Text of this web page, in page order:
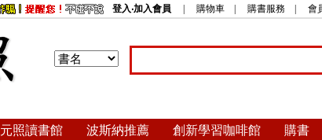
登入‧加入會員 購物車 購書服務 會
元照讀書館 波斯納推薦 創新學習咖啡館 購書